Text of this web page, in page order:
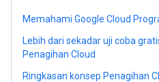
Memahami Google Cloud
Lebih dari sekadar uji coba
Penagihan Cloud
Ringkasan konsep Penagihan